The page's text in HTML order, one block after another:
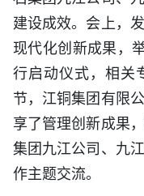
建设成效。会上，
现代化创新成果，
行启动仪式，相关
节，江铜集团有限
享了管理创新成果
集团九江公司、九
作主题交流。